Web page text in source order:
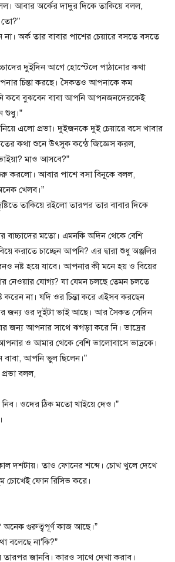
আবার অর্কের দাদুর দিকে তাকিয়ে বলল,
তো?”
না। অর্ক তার বাবার পাশের চেয়ারে বসতে বসতে
দুইদিন আগে হোস্টেলে পাঠানোর কথা
চিন্তা করছে। সৈকতও আপনাকে কম
কবে বুঝবেন বাবা আপনি আপনজনদেরকেই
শুধু।”
নিয়ে এলো প্রভা। দুইজনকে দুই চেয়ারে বসে খাবার
কথা শুনে উৎসুক কন্ঠে জিজ্ঞেস করল,
মাও আসবে?”
করলো। আবার পাশে বসা বিনুকে বলল,
খেলব।”
তাকিয়ে রইলো তারপর তার বাবার দিকে
বাচ্চাদের মতো। এমনকি অদিন থেকে বেশি
করাতে চাচ্ছেন আপনি? এর দ্বারা শুধু অঞ্জলির
নষ্ট হয়ে যাবে। আপনার কী মনে হয় ও বিয়ের
নেওয়ার যোগ্য? যা যেমন চলছে তেমন চলতে
না। যদি ওর চিন্তা করে এইসব করছেন
জন্য ওর দুইটা ভাই আছে। আর সৈকত সেদিন
জন্য আপনার সাথে ঝগড়া করে নি। ভাদ্রের
ও আমার থেকে বেশি ভালোবাসে ভাদ্রকে।
আপনি ভুল ছিলেন।”
বলল,
নিব। ওদের ঠিক মতো খাইয়ে দেও।”
দশটায়। তাও ফোনের শব্দে। চোখ খুলে দেখে
চোখেই ফোন রিসিভ করে।
গুরুত্বপূর্ণ কাজ আছে।”
বলেছে না’কি?”
জানবি। কারও সাথে দেখা করাব।